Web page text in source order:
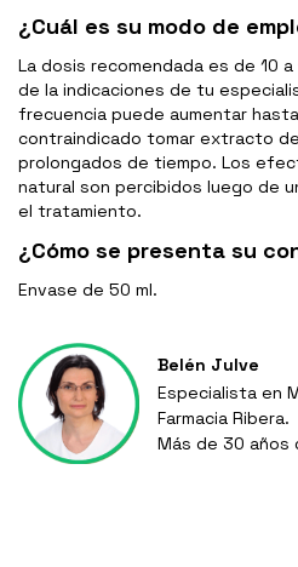
¿Cuál es su modo de
La dosis recomendada es de 10
de la indicaciones de tu
frecuencia puede aumentar
contraindicado tomar extracto
prolongados de tiempo. Los
natural son percibidos luego de
el tratamiento.
¿Cómo se presenta su
Envase de 50 ml.
Belén Julve
Especialista en
Farmacia Ribera.
Más de 30 años